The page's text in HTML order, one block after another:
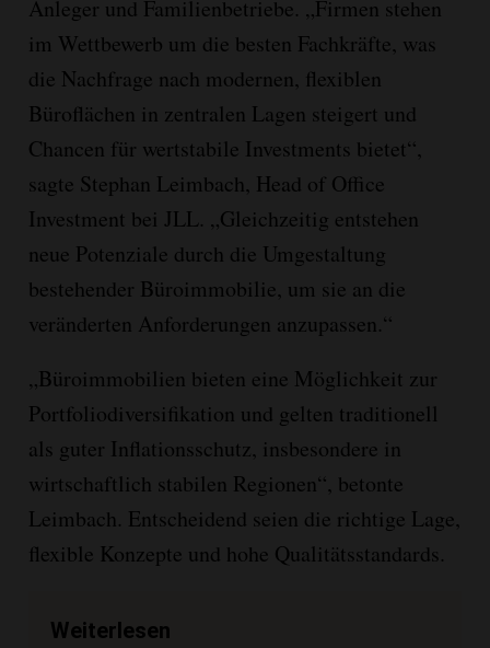
Anleger und Familienbetriebe. „Firmen stehen
im Wettbewerb um die besten Fachkräfte, was
die Nachfrage nach modernen, flexiblen
Büroflächen in zentralen Lagen steigert und
Chancen für wertstabile Investments bietet“,
sagte Stephan Leimbach, Head of Office
Investment bei JLL. „Gleichzeitig entstehen
neue Potenziale durch die Umgestaltung
bestehender Büroimmobilie, um sie an die
veränderten Anforderungen anzupassen.“
„Büroimmobilien bieten eine Möglichkeit zur
Portfoliodiversifikation und gelten traditionell
als guter Inflationsschutz, insbesondere in
wirtschaftlich stabilen Regionen“, betonte
Leimbach. Entscheidend seien die richtige Lage,
flexible Konzepte und hohe Qualitätsstandards.
Weiterlesen